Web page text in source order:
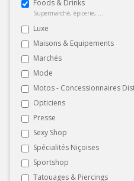
Foods & Drinks
Supermarché, épicerie, ...
Luxe
Maisons & Equipements
Marchés
Mode
Motos - Concessionnaires
Opticiens
Presse
Sexy Shop
Spécialités Niçoises
Sportshop
Tatouages & Piercings